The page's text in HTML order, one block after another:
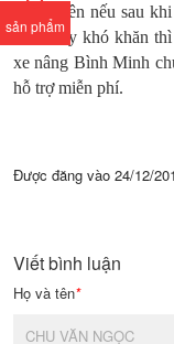
sản phẩm
Tuy nhiên nếu sau
cảm thấy khó khăn
xe nâng Bình Minh
hỗ trợ miễn phí.
Được đăng vào 24/12/
Viết bình luận
Họ và tên*